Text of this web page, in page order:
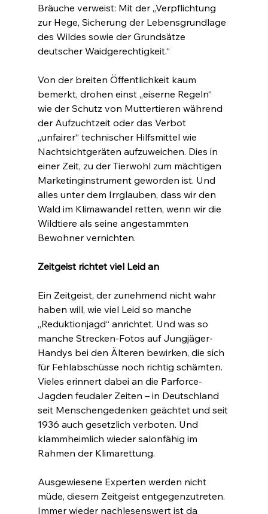
Bräuche verweist: Mit der „Verpflichtung
zur Hege, Sicherung der Lebensgrundlage
des Wildes sowie der Grundsätze
deutscher Waidgerechtigkeit.“
Von der breiten Öffentlichkeit kaum
bemerkt, drohen einst „eiserne Regeln“
wie der Schutz von Muttertieren während
der Aufzuchtzeit oder das Verbot
„unfairer“ technischer Hilfsmittel wie
Nachtsichtgeräten aufzuweichen. Dies in
einer Zeit, zu der Tierwohl zum mächtigen
Marketinginstrument geworden ist. Und
alles unter dem Irrglauben, dass wir den
Wald im Klimawandel retten, wenn wir die
Wildtiere als seine angestammten
Bewohner vernichten.
Zeitgeist richtet viel Leid an
Ein Zeitgeist, der zunehmend nicht wahr
haben will, wie viel Leid so manche
„Reduktionjagd“ anrichtet. Und was so
manche Strecken-Fotos auf Jungjäger-
Handys bei den Älteren bewirken, die sich
für Fehlabschüsse noch richtig schämten.
Vieles erinnert dabei an die Parforce-
Jagden feudaler Zeiten – in Deutschland
seit Menschengedenken geächtet und seit
1936 auch gesetzlich verboten. Und
klammheimlich wieder salonfähig im
Rahmen der Klimarettung.
Ausgewiesene Experten werden nicht
müde, diesem Zeitgeist entgegenzutreten.
Immer wieder nachlesenswert ist da